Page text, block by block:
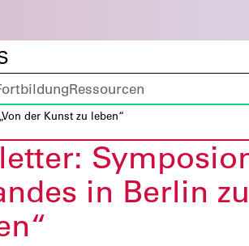
Ressourcen
der Kunst zu leben“
in Berlin